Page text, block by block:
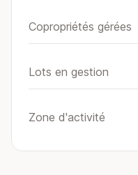
Copropriétés gérées
Lots en gestion
Zone d'activité